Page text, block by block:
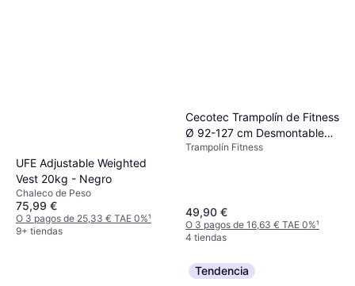
UFE Adjustable Weighted
Vest 20kg - Negro
Chaleco de Peso
75,99 €
O 3 pagos de 25,33 € TAE 0%¹
9+ tiendas
Cecotec Trampolín de Fitness
Ø 92-127 cm Desmontable
Plegable
Trampolín Fitness
49,90 €
O 3 pagos de 16,63 € TAE 0%¹
4 tiendas
Tendencia